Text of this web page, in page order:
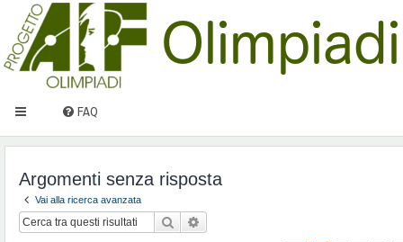
FAQ
Argomenti senza risposta
Vai alla ricerca avanzata
Cerca